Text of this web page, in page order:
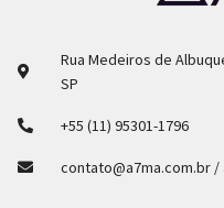
Rua Medeiros de
SP
+55 (11) 95301-1796
contato@a7ma.com.br /